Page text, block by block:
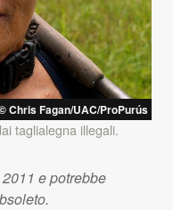
Chris Fagan/UAC/ProPurús
taglialegna illegali.
e potrebbe